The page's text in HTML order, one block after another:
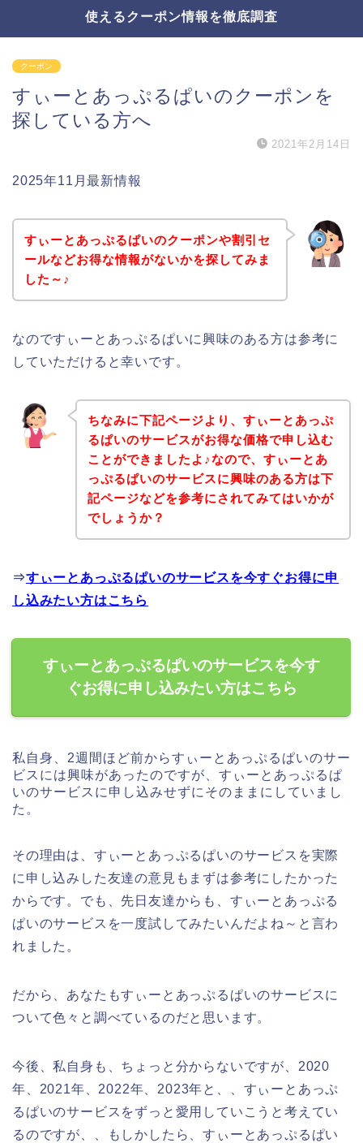
使えるクーポン情報を徹底調査
クーポン
すぃーとあっぷるぱいのクーポンを
探している方へ
2021年2月14日
2025年11月最新情報
すぃーとあっぷるぱいのクーポンや割引セ
ールなどお得な情報がないかを探してみま
した～♪
なのですぃーとあっぷるぱいに興味のある方は参考に
していただけると幸いです。
ちなみに下記ページより、すぃーとあっぷ
るぱいのサービスがお得な価格で申し込む
ことができましたよ♪なので、すぃーとあ
っぷるぱいのサービスに興味のある方は下
記ページなどを参考にされてみてはいかが
でしょうか？
⇒すぃーとあっぷるぱいのサービスを今すぐお得に申
し込みたい方はこちら
すぃーとあっぷるぱいのサービスを今す
ぐお得に申し込みたい方はこちら
私自身、2週間ほど前からすぃーとあっぷるぱいのサー
ビスには興味があったのですが、すぃーとあっぷるぱ
いのサービスに申し込みせずにそのままにしていまし
た。
その理由は、すぃーとあっぷるぱいのサービスを実際
に申し込みした友達の意見もまずは参考にしたかった
からです。でも、先日友達からも、すぃーとあっぷる
ぱいのサービスを一度試してみたいんだよね～と言わ
れました。
だから、あなたもすぃーとあっぷるぱいのサービスに
ついて色々と調べているのだと思います。
今後、私自身も、ちょっと分からないですが、2020
年、2021年、2022年、2023年と、、すぃーとあっぷ
るぱいのサービスをずっと愛用していこうと考えてい
るのですが、、もしかしたら、すぃーとあっぷるぱい